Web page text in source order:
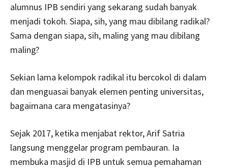
alumnus IPB sendiri yang sekarang sudah banyak
menjadi tokoh. Siapa, sih, yang mau dibilang radikal?
Sama dengan siapa, sih, maling yang mau dibilang
maling?
Sekian lama kelompok radikal itu bercokol di dalam
dan menguasai banyak elemen penting universitas,
bagaimana cara mengatasinya?
Sejak 2017, ketika menjabat rektor, Arif Satria
langsung menggelar program pembauran. Ia
membuka masjid di IPB untuk semua pemahaman